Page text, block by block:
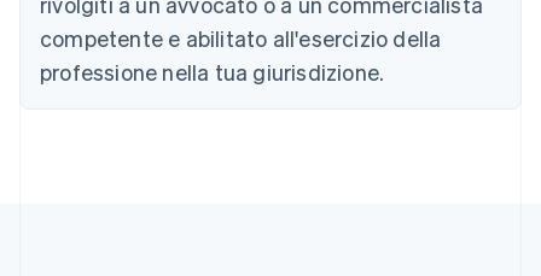
competente e abilitato all'esercizio della
professione nella tua giurisdizione.
EnglishFrançais
Cina continentale
简体中文English
Cipro